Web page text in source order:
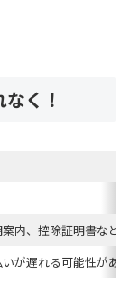
く！
内、控除証明書など
いが遅れる可能性があ